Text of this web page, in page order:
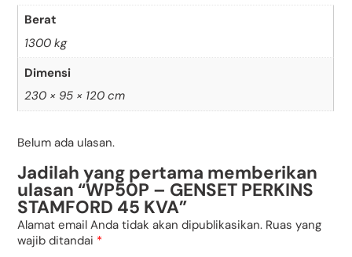
Berat
1300 kg
Dimensi
230 × 95 × 120 cm
Belum ada ulasan.
Jadilah yang pertama memberikan
ulasan “WP50P – GENSET PERKINS
STAMFORD 45 KVA”
Alamat email Anda tidak akan dipublikasikan. Ruas yang
wajib ditandai *